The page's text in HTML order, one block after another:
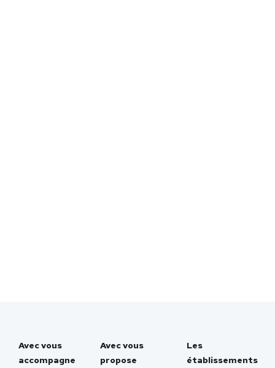
Avec vous
accompagne
Avec vous
propose
Les
établissements